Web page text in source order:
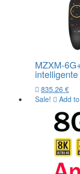
MZXM-
835.26 €
Sale!
Add